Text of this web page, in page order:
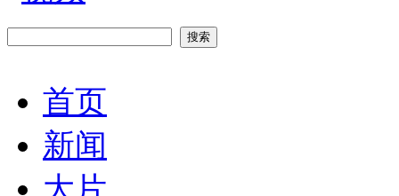
首页
新闻